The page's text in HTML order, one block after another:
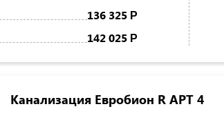
136 325 Р
142 025 Р
Канализация Евробион R АРТ 4